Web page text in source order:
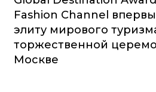
Fashion Channel
элиту мирового
торжественной
Москве